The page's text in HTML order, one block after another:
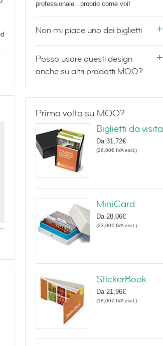
professionale...proprio come voi!
Non mi piace uno dei biglietti
Posso usare questi design
anche su altri prodotti MOO?
Prima volta su MOO?
Biglietti da visita
Da 31,72€
(26,00€ IVA escl. )
MiniCard
Da 28,06€
(23,00€ IVA escl. )
StickerBook
Da 21,96€
(18,00€ IVA escl. )